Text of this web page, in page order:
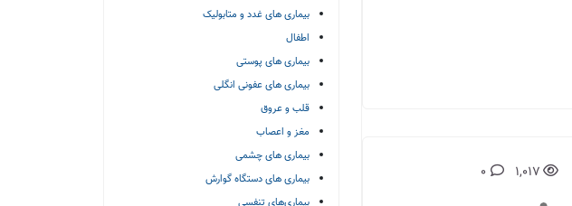
1,017
0
بیماری های غدد و متابولیک
اطفال
بیماری های پوستی
بیماری های عفونی انگلی
قلب و عروق
مغز و اعصاب
بیماری های چشمی
بیماری های دستگاه گوارش
بیماری‌های تنفسی